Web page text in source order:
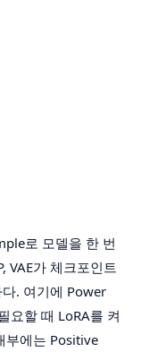
로 모델을 한 번
VAE가 체크포인트
. 여기에 Power
요할 때 LoRA를 켜
부에는 Positive